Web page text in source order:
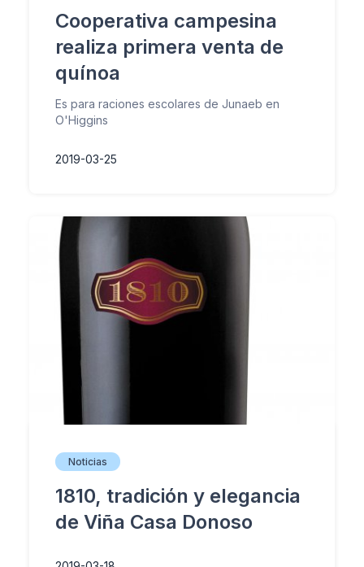
Cooperativa campesina
realiza primera venta de
quínoa
Es para raciones escolares de Junaeb en
O'Higgins
2019-03-25
Noticias
1810, tradición y elegancia
de Viña Casa Donoso